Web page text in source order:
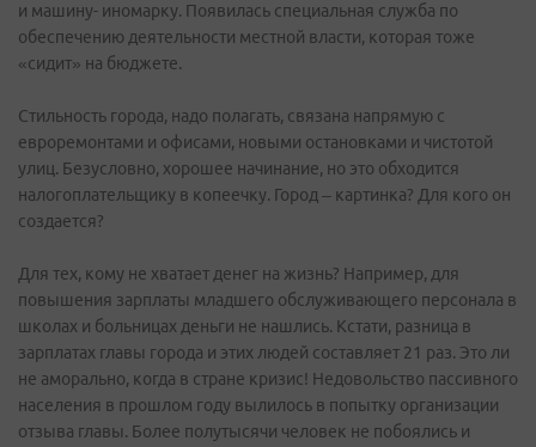
и машину- иномарку. Появилась специальная служба по
обеспечению деятельности местной власти, которая тоже
«сидит» на бюджете.
Стильность города, надо полагать, связана напрямую с
евроремонтами и офисами, новыми остановками и чистотой
улиц. Безусловно, хорошее начинание, но это обходится
налогоплательщику в копеечку. Город – картинка? Для кого он
создается?
Для тех, кому не хватает денег на жизнь? Например, для
повышения зарплаты младшего обслуживающего персонала в
школах и больницах деньги не нашлись. Кстати, разница в
зарплатах главы города и этих людей составляет 21 раз. Это ли
не аморально, когда в стране кризис! Недовольство пассивного
населения в прошлом году вылилось в попытку организации
отзыва главы. Более полутысячи человек не побоялись и